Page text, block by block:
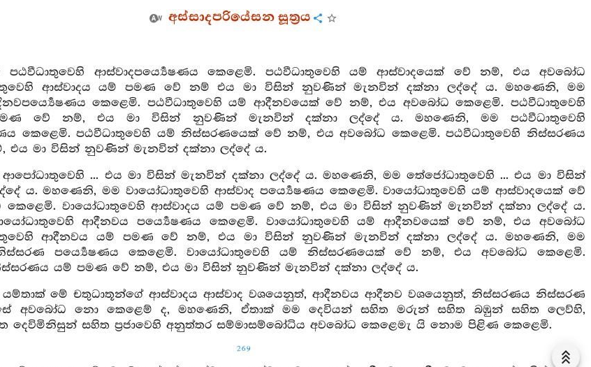
අස්සාදපරියේසන සූත්‍රය
ආස්වාදපර්‍ය්‍යෙෂණය කෙළෙමි. පඨවීධාතුවෙහි යම් ආස්වාදයෙක් වේ නම්, එය අවබෝධ
ආස්වාදය යම් පමණ වේ නම් එය මා විසින් නුවණින් මැනවින් දක්නා ලද්දේ ය. මහණෙනි, මම
කෙළෙමි. පඨවීධාතුවෙහි යම් ආදීනවයෙක් වේ නම්, එය අවබෝධ කෙළෙමි. පඨවීධාතුවෙහි
වේ නම්, එය මා විසින් නුවණින් මැනවින් දක්නා ලද්දේ ය. මහණෙනි, මම පඨවීධාතුවෙහි
කෙළෙමි. පඨවීධාතුවෙහි යම් නිස්සරණයෙක් වේ නම්, එය අවබෝධ කෙළෙමි. පඨවීධාතුවෙහි නිස්සරණය
එය මා විසින් නුවණින් මැනවින් දක්නා ලද්දේ ය.
... එය මා විසින් මැනවින් දක්නා ලද්දේ ය. මහණෙනි, මම තේජෝධාතුවෙහි ... එය මා විසින්
ය. මහණෙනි, මම වායෝධාතුවෙහි ආස්වාද පර්‍ය්‍යෙෂණය කෙළෙමි. වායෝධාතුවෙහි යම් ආස්වාදයෙක් වේ
වායෝධාතුවෙහි ආස්වාදය යම් පමණ වේ නම්, එය මා විසින් නුවණින් මැනවින් දක්නා ලද්දේ ය.
ආදීනවය පර්‍ය්‍යෙෂණය කෙළෙමි. වායෝධාතුවෙහි යම් ආදීනවයෙක් වේ නම්, එය අවබෝධ
ආදීනවය යම් පමණ වේ නම්, එය මා විසින් නුවණින් මැනවින් දක්නා ලද්දේ ය. මහණෙනි, මම
පර්‍ය්‍යෙෂණය කෙළෙමි. වායෝධාතුවෙහි යම් නිස්සරණයෙක් වේ නම්, එය අවබෝධ කෙළෙමි.
යම් පමණ වේ නම්, එය මා විසින් නුවණින් මැනවින් දක්නා ලද්දේ ය.
මේ චතුධාතූන්ගේ ආස්වාදය ආස්වාද වශයෙනුත්, ආදීනවය ආදීනව වශයෙනුත්, නිස්සරණය නිස්සරණ
අවබෝධ නො කෙළෙම් ද, මහණෙනි, ඒතාක් මම දෙවියන් සහිත මරුන් සහිත බඹුන් සහිත ලෙව්හි,
සහිත ප්‍රජාවෙහි අනුත්තර සම්මාසම්බෝධිය අවබෝධ කෙළෙමැ යි නොම පිළිණ කෙළෙමි.
269